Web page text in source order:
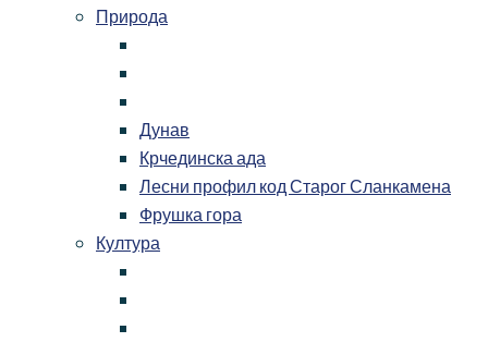
Природа
Дунав
Крчединска ада
Лесни профил код Старог Сланкамена
Фрушка гора
Култура